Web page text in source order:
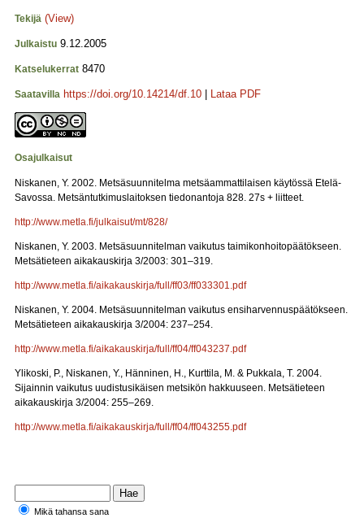
Tekijä (View)
Julkaistu 9.12.2005
Katselukerrat 8470
Saatavilla https://doi.org/10.14214/df.10 Lataa PDF
Osajulkaisut
Niskanen, Y. 2002. Metsäsuunnitelma metsäammattilaisen käytössä Etelä-
Savossa. Metsäntutkimuslaitoksen tiedonantoja 828. 27s + liitteet.
http://www.metla.fi/julkaisut/mt/828/
Niskanen, Y. 2003. Metsäsuunnitelman vaikutus taimikonhoitopäätökseen.
Metsätieteen aikakauskirja 3/2003: 301–319.
http://www.metla.fi/aikakauskirja/full/ff03/ff033301.pdf
Niskanen, Y. 2004. Metsäsuunnitelman vaikutus ensiharvennuspäätökseen.
Metsätieteen aikakauskirja 3/2004: 237–254.
http://www.metla.fi/aikakauskirja/full/ff04/ff043237.pdf
Ylikoski, P., Niskanen, Y., Hänninen, H., Kurttila, M. & Pukkala, T. 2004.
Sijainnin vaikutus uudistusikäisen metsikön hakkuuseen. Metsätieteen
aikakauskirja 3/2004: 255–269.
http://www.metla.fi/aikakauskirja/full/ff04/ff043255.pdf
Mikä tahansa sana